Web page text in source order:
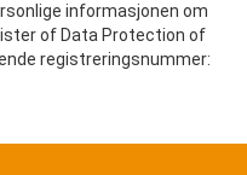
informasjonen om
of Data Protection of
registreringsnummer: